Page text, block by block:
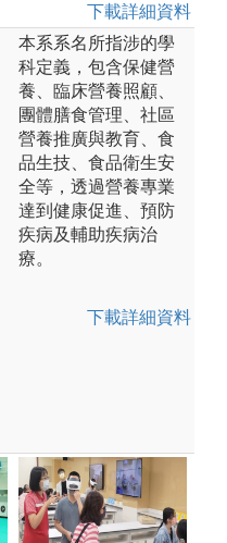
下載詳細資料
本系系名所指涉的學
科定義，包含保健營
養、臨床營養照顧、
團體膳食管理、社區
營養推廣與教育、食
品生技、食品衛生安
全等，透過營養專業
達到健康促進、預防
疾病及輔助疾病治
療。
下載詳細資料